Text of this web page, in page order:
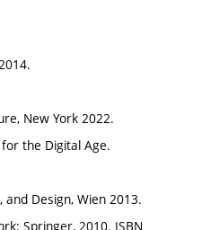
New York 2022.
for the Digital Age.
Design, Wien 2013.
Springer, 2010. ISBN